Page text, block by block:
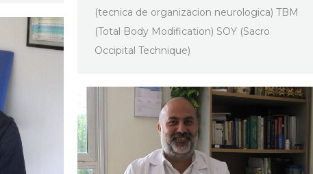
(tecnica de organizacion neurologica) TBM
(Total Body Modification) SOY (Sacro
Occipital Technique)